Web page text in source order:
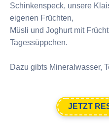
Schinkenspeck, unsere
eigenen Früchten,
Müsli und Joghurt mit
Tagessüppchen.
Dazu gibts Mineralwasser,
JETZT